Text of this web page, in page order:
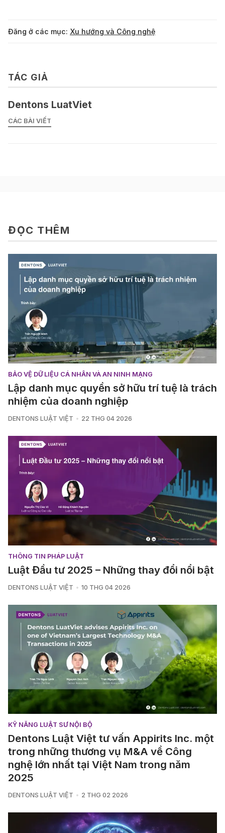
Đăng ở các mục: Xu hướng và Công nghệ
TÁC GIẢ
Dentons LuatViet
CÁC BÀI VIẾT
ĐỌC THÊM
BẢO VỆ DỮ LIỆU CÁ NHÂN VÀ AN NINH MẠNG
Lập danh mục quyền sở hữu trí tuệ là trách
nhiệm của doanh nghiệp
DENTONS LUẬT VIỆT 22 THG 04 2026
THÔNG TIN PHÁP LUẬT
Luật Đầu tư 2025 – Những thay đổi nổi bật
DENTONS LUẬT VIỆT 10 THG 04 2026
KỸ NĂNG LUẬT SƯ NỘI BỘ
Dentons Luật Việt tư vấn Appirits Inc. một
trong những thương vụ M&A về Công
nghệ lớn nhất tại Việt Nam trong năm
2025
DENTONS LUẬT VIỆT 2 THG 02 2026